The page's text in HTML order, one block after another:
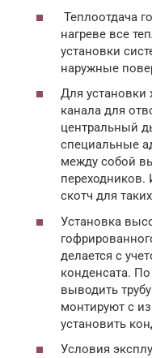
Теплоотдача
нагреве все
установки
наружные
Для установки
канала для
центральный
специальные
между собой
переходников.
скотч для
Установка
делается с
конденсата.
выводить
монтируют с
установить
Условия